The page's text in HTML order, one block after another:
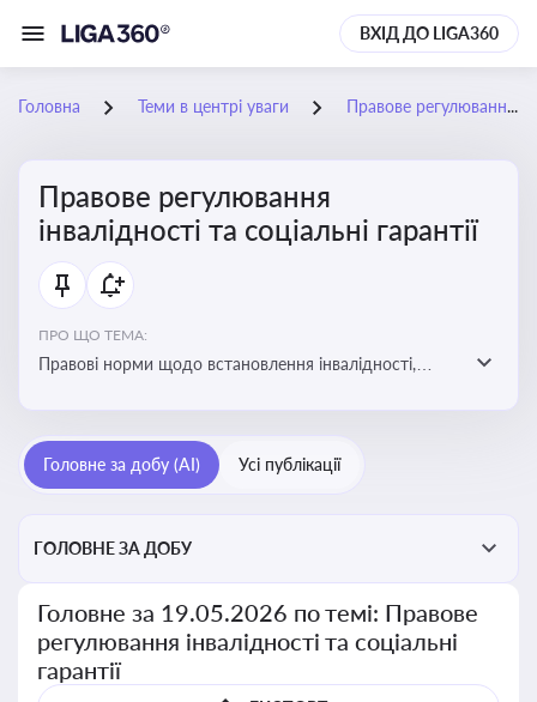
ВХІД ДО LIGA360
Головна Теми в центрі уваги Правове регулювання інвалідності та соціальні гарантії
Правове регулювання
інвалідності та соціальні гарантії
ПРО ЩО ТЕМА:
Правові норми щодо встановлення інвалідності,
Головне за добу (AI) Усі публікації
ГОЛОВНЕ ЗА ДОБУ
Головне за 19.05.2026 по темі: Правове
регулювання інвалідності та соціальні
гарантії